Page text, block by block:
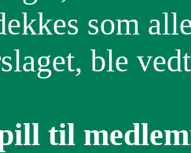
som
ble
til